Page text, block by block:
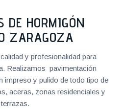
DE HORMIGÓN
ZARAGOZA
y profesionalidad para
Realizamos pavimentación
impreso y pulido de todo tipo de
aceras, zonas residenciales y
terrazas.